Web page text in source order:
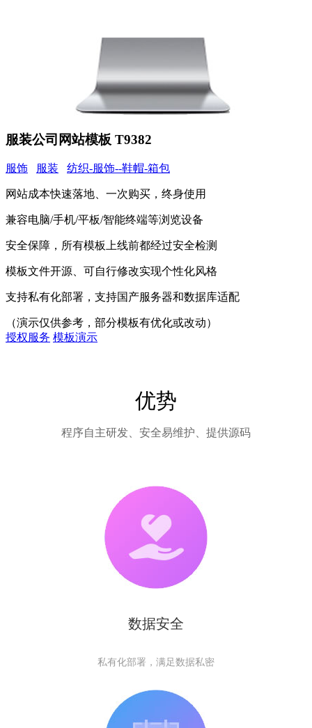
服装公司网站模板 T9382
服饰 服装 纺织-服饰--鞋帽-箱包
网站成本快速落地、一次购买，终身使用
兼容电脑/手机/平板/智能终端等浏览设备
安全保障，所有模板上线前都经过安全检测
模板文件开源、可自行修改实现个性化风格
支持私有化部署，支持国产服务器和数据库适配
（演示仅供参考，部分模板有优化或改动）
授权服务 模板演示
优势
程序自主研发、安全易维护、提供源码
数据安全
私有化部署，满足数据私密